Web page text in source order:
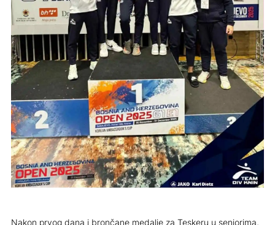
Nakon prvog dana i brončane medalje za Teskeru u seniorima,